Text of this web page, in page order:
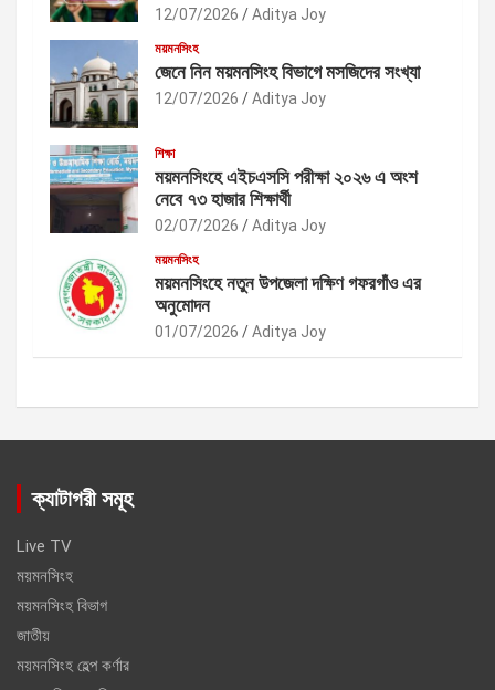
12/07/2026 Aditya Joy
ময়মনসিংহ
জেনে নিন ময়মনসিংহ বিভাগে মসজিদের সংখ্যা
12/07/2026 Aditya Joy
শিক্ষা
ময়মনসিংহে এইচএসসি পরীক্ষা ২০২৬ এ অংশ
নেবে ৭৩ হাজার শিক্ষার্থী
02/07/2026 Aditya Joy
ময়মনসিংহ
ময়মনসিংহে নতুন উপজেলা দক্ষিণ গফরগাঁও এর
অনুমোদন
01/07/2026 Aditya Joy
ক্যাটাগরী সমূহ
Live TV
ময়মনসিংহ
ময়মনসিংহ বিভাগ
জাতীয়
ময়মনসিংহ হেল্প কর্ণার